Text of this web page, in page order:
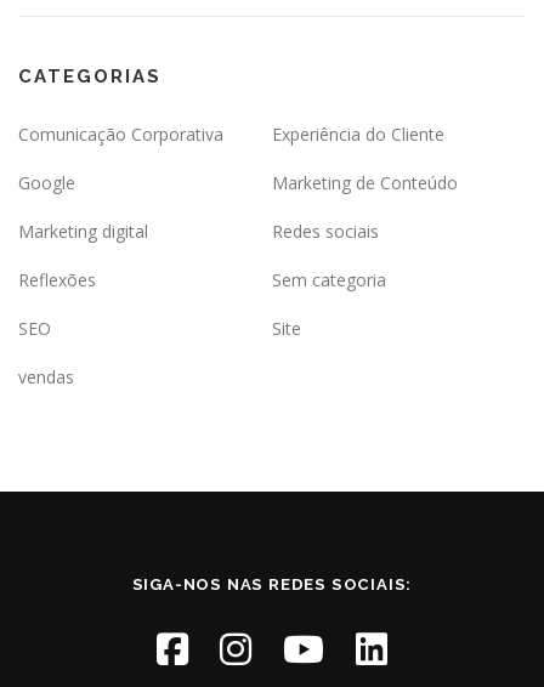
CATEGORIAS
Comunicação Corporativa Experiência do Cliente
Google Marketing de Conteúdo
Marketing digital Redes sociais
Reflexões Sem categoria
SEO Site
vendas
SIGA-NOS NAS REDES SOCIAIS: